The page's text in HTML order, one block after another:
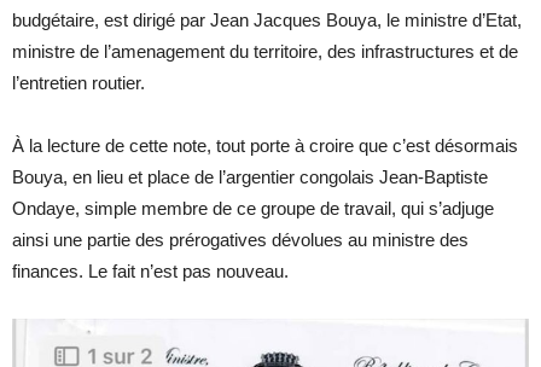
budgétaire, est dirigé par Jean Jacques Bouya, le ministre d’Etat,
ministre de l’amenagement du territoire, des infrastructures et de
l’entretien routier.
À la lecture de cette note, tout porte à croire que c’est désormais
Bouya, en lieu et place de l’argentier congolais Jean-Baptiste
Ondaye, simple membre de ce groupe de travail, qui s’adjuge
ainsi une partie des prérogatives dévolues au ministre des
finances. Le fait n’est pas nouveau.